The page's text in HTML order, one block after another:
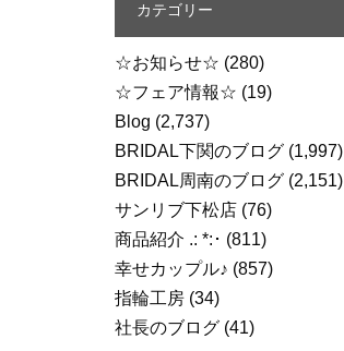
カテゴリー
☆お知らせ☆ (280)
☆フェア情報☆ (19)
Blog (2,737)
BRIDAL下関のブログ (1,997)
BRIDAL周南のブログ (2,151)
サンリブ下松店 (76)
商品紹介 .: *:･ (811)
幸せカップル♪ (857)
指輪工房 (34)
社長のブログ (41)